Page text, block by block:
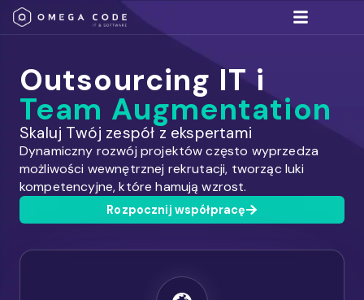
Outsourcing IT i
Team Augmentation
Skaluj Twój zespół z ekspertami
Dynamiczny rozwój projektów często wyprzedza
możliwości wewnętrznej rekrutacji, tworząc luki
kompetencyjne, które hamują wzrost.
Rozpocznij współpracę